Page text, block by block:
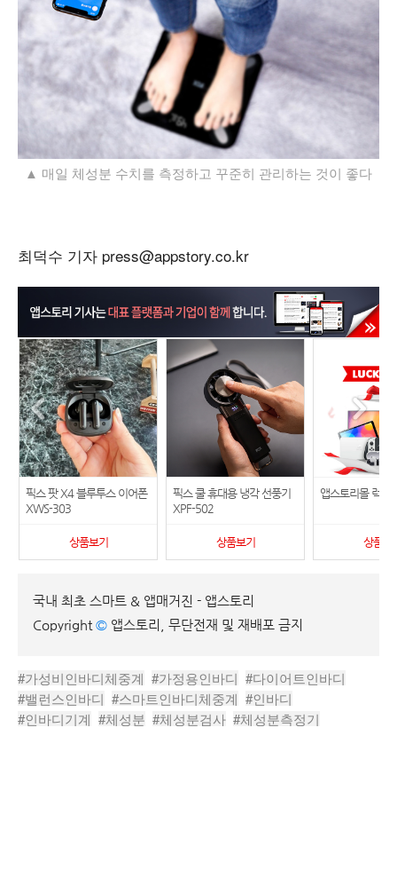
▲ 매일 체성분 수치를 측정하고 꾸준히 관리하는 것이 좋다
최덕수 기자 press@appstory.co.kr
픽스 팟 X4 블루투스 이어폰
XWS-303
상품보기
픽스 쿨 휴대용 냉각 선풍기
XPF-502
상품보기
앱스토리몰 럭키
상품보
국내 최초 스마트 & 앱매거진 - 앱스토리
Copyright © 앱스토리, 무단전재 및 재배포 금지
#가성비인바디체중계 #가정용인바디 #다이어트인바디
#밸런스인바디 #스마트인바디체중계 #인바디
#인바디기계 #체성분 #체성분검사 #체성분측정기